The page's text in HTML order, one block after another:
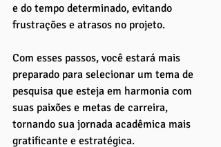
e do tempo determinado, evitando
frustrações e atrasos no projeto.
Com esses passos, você estará mais
preparado para selecionar um tema de
pesquisa que esteja em harmonia com
suas paixões e metas de carreira,
tornando sua jornada acadêmica mais
gratificante e estratégica.